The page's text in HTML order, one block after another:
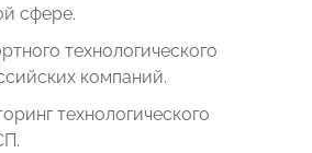
сфере.
технологического
компаний.
технологического